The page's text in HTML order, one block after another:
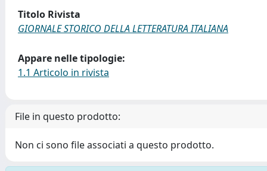
Titolo Rivista
GIORNALE STORICO DELLA LETTERATURA ITALIANA
Appare nelle tipologie:
1.1 Articolo in rivista
File in questo prodotto:
Non ci sono file associati a questo prodotto.